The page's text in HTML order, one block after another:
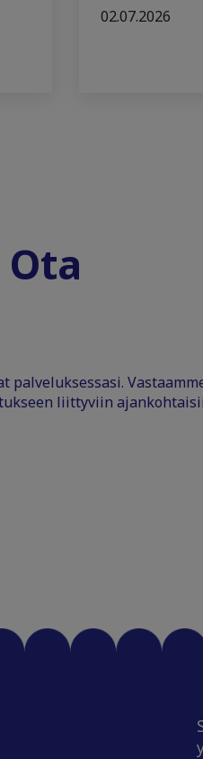
02.07.2026
liittyviin